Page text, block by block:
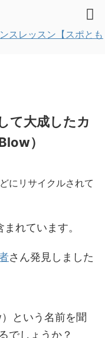
スレッスン【スポとも
て大成したカ
）
にリサイクルされて
れています。
さん発見しました
という名前を聞
でしょうか？